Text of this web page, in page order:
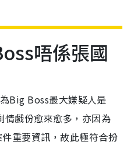
唔係張國
Big Boss最大嫌疑人是
情戲份愈來愈多，亦因為
重要資訊，故此極符合扮